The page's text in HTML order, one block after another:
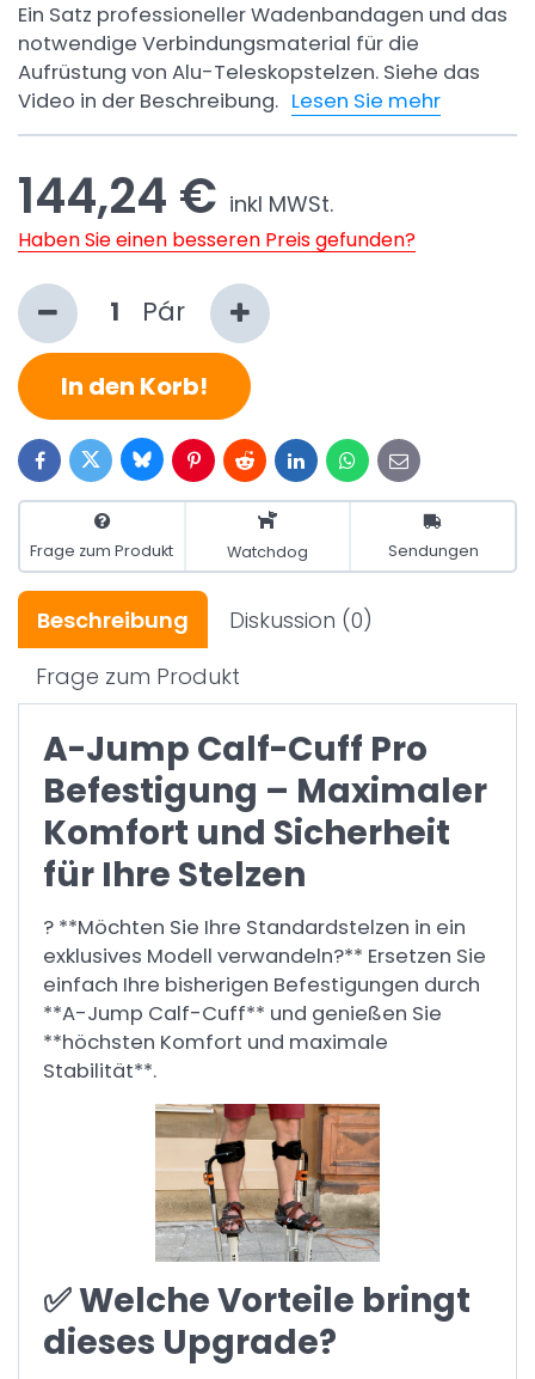
Ein Satz professioneller Wadenbandagen und das
notwendige Verbindungsmaterial für die
Aufrüstung von Alu-Teleskopstelzen. Siehe das
Video in der Beschreibung. Lesen Sie mehr
144,24 € inkl MWSt.
Haben Sie einen besseren Preis gefunden?
Pár
In den Korb!
FacebookTwitterBlueskyPinterestRedditLinkedInWhatsApp
E-
mail
Frage zum Produkt Watchdog Sendungen
Beschreibung Diskussion (0)
Frage zum Produkt
A-Jump Calf-Cuff Pro
Befestigung – Maximaler
Komfort und Sicherheit
für Ihre Stelzen
? **Möchten Sie Ihre Standardstelzen in ein
exklusives Modell verwandeln?** Ersetzen Sie
einfach Ihre bisherigen Befestigungen durch
**A-Jump Calf-Cuff** und genießen Sie
**höchsten Komfort und maximale
Stabilität**.
✅ Welche Vorteile bringt
dieses Upgrade?